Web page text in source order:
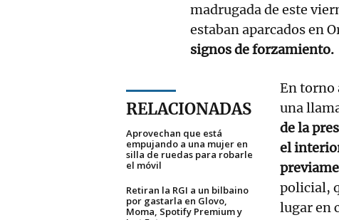
madrugada de este
estaban aparcados en
signos de forzamiento.
RELACIONADAS
Aprovechan que está
empujando a una mujer en
silla de ruedas para robarle
el móvil
Retiran la RGI a un bilbaino
por gastarla en Glovo,
Moma, Spotify Premium y
En torno
una
de la
el
policial,
lugar en